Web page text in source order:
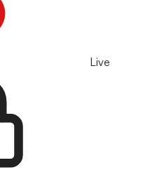
Live